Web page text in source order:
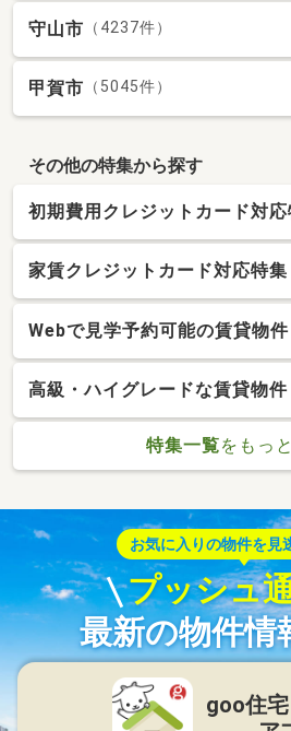
守山市 （4237件）
甲賀市 （5045件）
その他の特集から探す
初期費用クレジットカード対応
家賃クレジットカード対応特集
Webで見学予約可能の賃貸物件
高級・ハイグレードな賃貸物件
特集一覧をもっ
お気に入りの物件を見
プッシュ
最新の物件情
goo住